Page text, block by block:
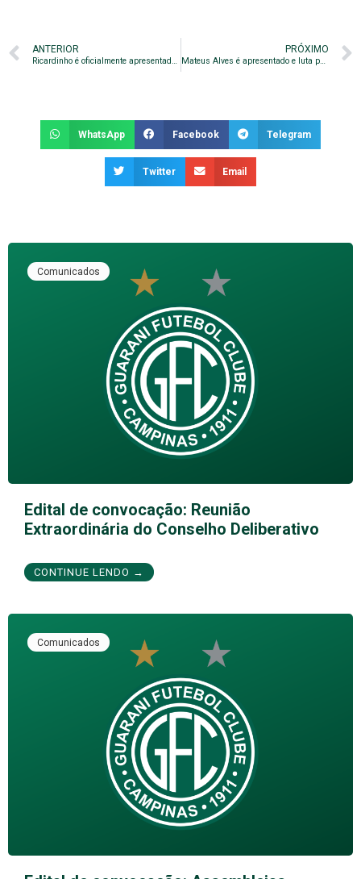
ANTERIOR
Ricardinho é oficialmente apresentado pelo Bugre
PRÓXIMO
Mateus Alves é apresentado e luta por oportunidade
WhatsApp Facebook Telegram
Twitter Email
Comunicados
Edital de convocação: Reunião
Extraordinária do Conselho Deliberativo
CONTINUE LENDO →
Comunicados